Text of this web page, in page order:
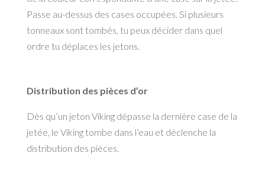
Passe au-dessus des cases occupées. Si plusieurs
tonneaux sont tombés, tu peux décider dans quel
ordre tu déplaces les jetons.
Distribution des pièces d’or
Dès qu’un jeton Viking dépasse la dernière case de la
jetée, le Viking tombe dans l’eau et déclenche la
distribution des pièces.